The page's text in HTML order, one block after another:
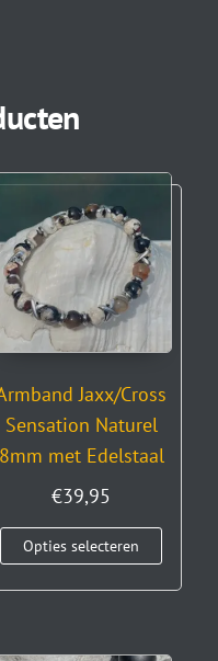
Jaxx/Cross
Sensation Naturel
8mm met Edelstaal
€39,95
Opties selecteren